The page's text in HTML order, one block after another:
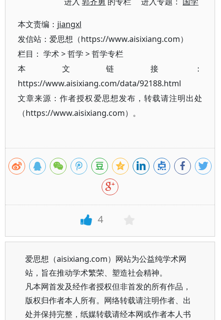
本文责编： jiangxl
发信站：爱思想（https://www.aisixiang.com）
栏目： 学术>哲学 >哲学专栏
本文链接：
https://www.aisixiang.com/data/92188.html
文章来源：作者授权爱思想发布，转载请注明出处
（https://www.aisixiang.com）。
4
爱思想（aisixiang.com）网站为公益纯学术网
站，旨在推动学术繁荣、塑造社会精神。
凡本网首发及经作者授权但非首发的所有作品，
版权归作者本人所有。网络转载请注明作者、出
处并保持完整，纸媒转载请经本网或作者本人书